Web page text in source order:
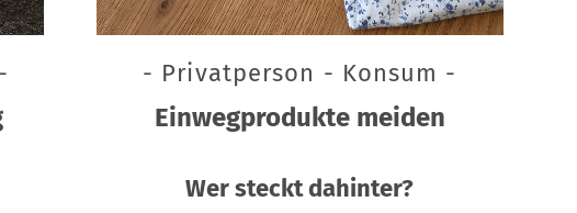
- Privatperson - Konsum -
Einwegprodukte meiden
Wer steckt dahinter?